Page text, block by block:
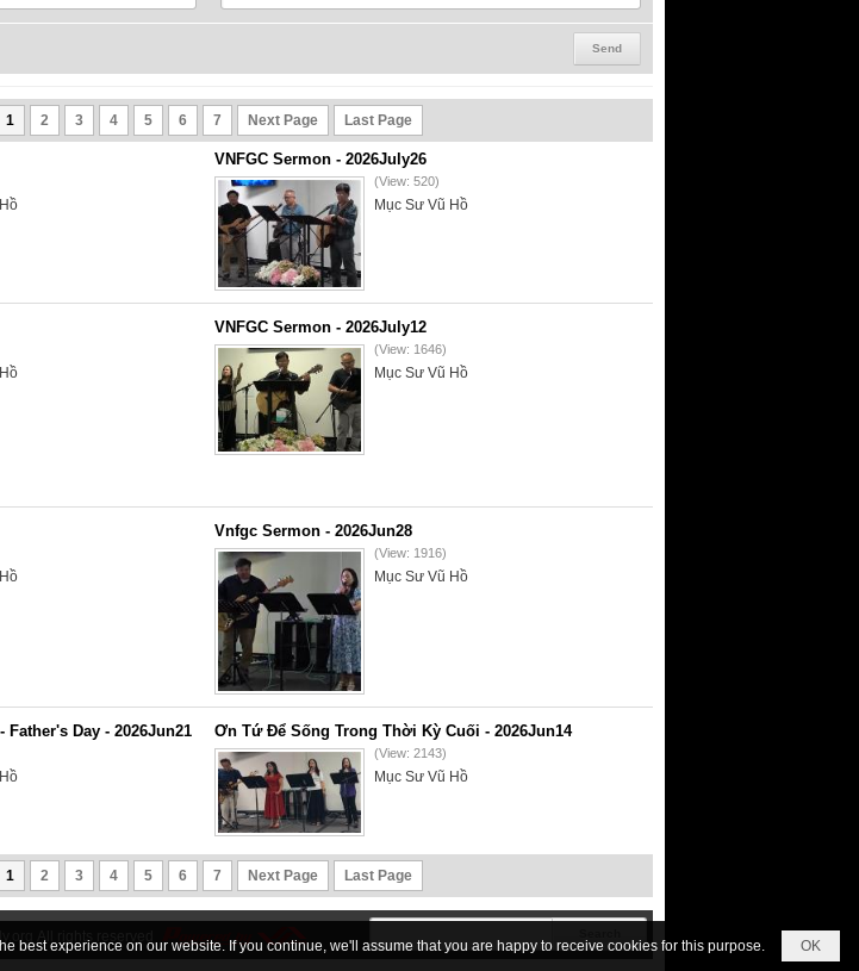
1 2 3 4 5 6 7 Next Page Last Page
VNFGC Sermon - 2026July26
(View: 520)
Mục Sư Vũ Hồ
VNFGC Sermon - 2026July12
(View: 1646)
Mục Sư Vũ Hồ
Vnfgc Sermon - 2026Jun28
(View: 1916)
Mục Sư Vũ Hồ
Day - 2026Jun21 Ơn Tứ Để Sống Trong Thời Kỳ Cuối - 2026Jun14
(View: 2143)
Mục Sư Vũ Hồ
1 2 3 4 5 6 7 Next Page Last Page
All rights reserved
OK
experience on our website. If you continue, we'll assume that you are happy to receive cookies for this purpose.